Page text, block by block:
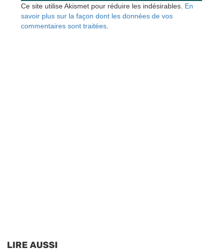
Ce site utilise Akismet pour réduire les indésirables. En
savoir plus sur la façon dont les données de vos
commentaires sont traitées
LIRE AUSSI